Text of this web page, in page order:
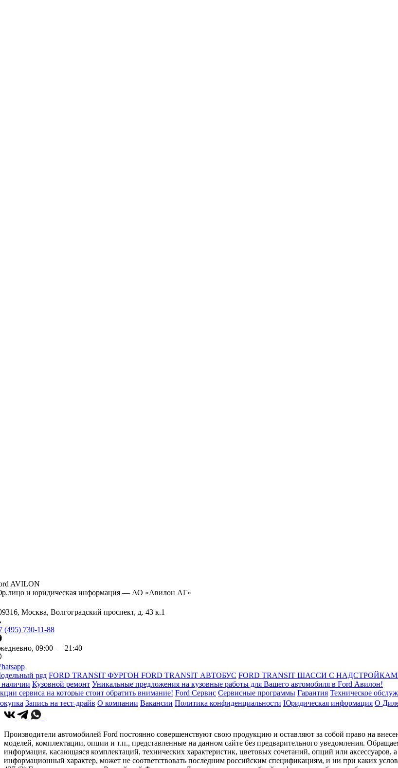
AVILON
и юридическая информация — АО «Авилон АГ»
Москва, Волгоградский проспект, д. 43 к.1
(495) 730-11-88
09:00 — 21:40
ряд FORD TRANSIT ФУРГОН FORD TRANSIT АВТОБУС FORD TRANSIT ШАССИ С
Кузовной ремонт Уникальные предложения на кузовные работы для Вашего автомобиля в Ford Авилон!
сервиса на которые стоит обратить внимание! Ford Сервис Сервисные программы Гарантия Техническое
Запись на тест-драйв О компании Вакансии Политика конфиденциальности Юридическая информация О
Производители автомобилей Ford постоянно совершенствуют свою продукцию и оставляют за собой право на
моделей, комплектации, опции и т.п., представленные на данном сайте без предварительного уведомления.
информация, касающаяся комплектаций, технических характеристик, цветовых сочетаний, опций или
информационный характер, может не соответствовать последним российским спецификациям, и ни при каких